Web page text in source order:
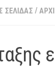
ΣΕΛΙΔΑΣ /